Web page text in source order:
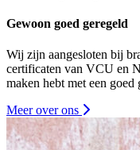
Gewoon goed geregeld
Wij zijn aangesloten bij
certificaten van VCU en
maken hebt met een
Meer over ons